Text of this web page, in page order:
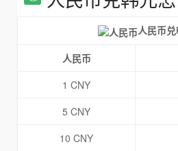
人民币
人民币
1 CNY
5 CNY
10 CNY